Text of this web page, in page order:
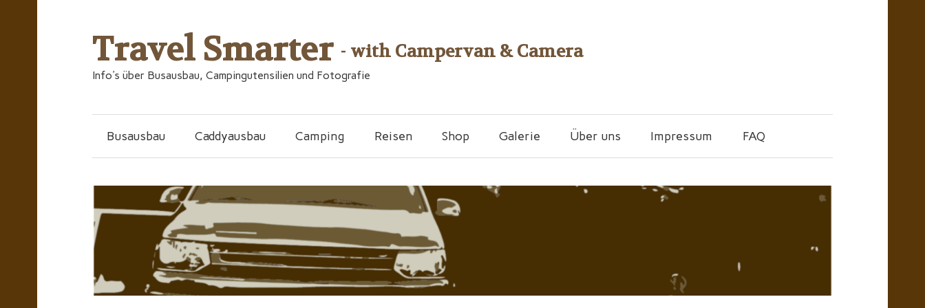
Travel Smarter - with Campervan & Camera
Info's über Busausbau, Campingutensilien und Fotografie
Busausbau Caddyausbau Camping Reisen Shop Galerie Über uns Impressum FAQ